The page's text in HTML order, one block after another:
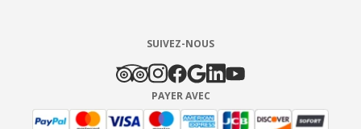
SUIVEZ-NOUS
PAYER AVEC